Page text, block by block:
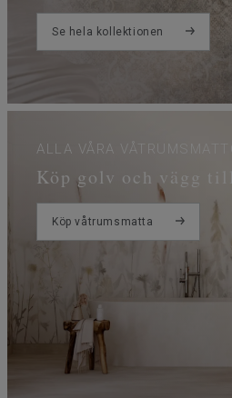
Se hela kollektionen
ALLA VÅRA
Köp golv och vägg
Köp våtrumsmatta